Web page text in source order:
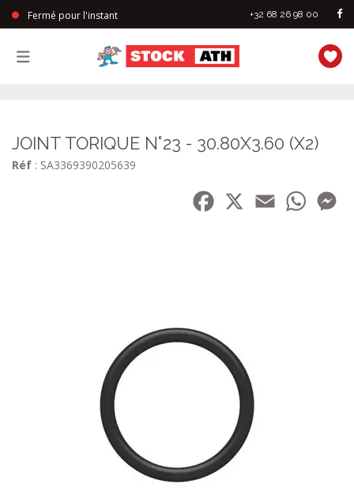
Fermé pour l'instant +32 68 26 98 00
JOINT TORIQUE N°23 - 30.80X3.60 (X2)
Réf : SA3369390205639
Facebook
Email